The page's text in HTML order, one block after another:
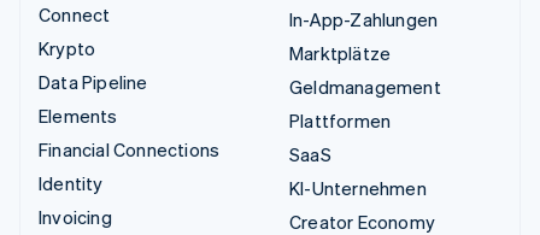
Connect
Krypto
Data Pipeline
Elements
Financial Connections
Identity
Invoicing
In-App-Zahlungen
Marktplätze
Geldmanagement
Plattformen
SaaS
KI-Unternehmen
Creator Economy